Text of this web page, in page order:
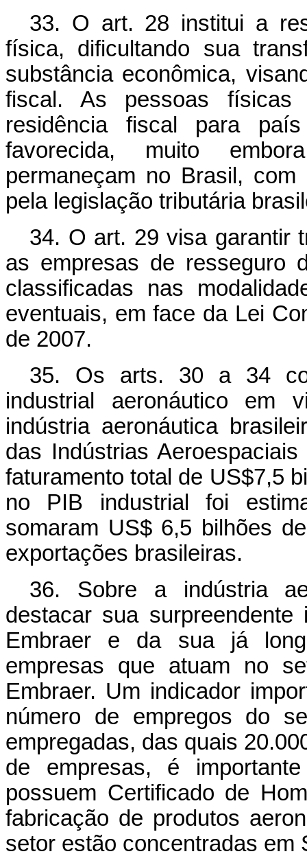
33. O art. 28 institui a
física, dificultando sua
substância econômica,
fiscal. As pessoas
residência fiscal para
favorecida, muito
permaneçam no Brasil,
pela legislação tributária
34. O art. 29 visa garantir
as empresas de resseguro
classificadas nas
eventuais, em face da Lei
de 2007.
35. Os arts. 30 a 34
industrial aeronáutico em
indústria aeronáutica
das Indústrias
faturamento total de US$7,5
no PIB industrial foi
somaram US$ 6,5 bilhões
exportações brasileiras.
36. Sobre a indústria
destacar sua
Embraer e da sua já
empresas que atuam no
Embraer. Um indicador
número de empregos do
empregadas, das quais
de empresas, é
possuem Certificado de
fabricação de produtos
setor estão concentradas em